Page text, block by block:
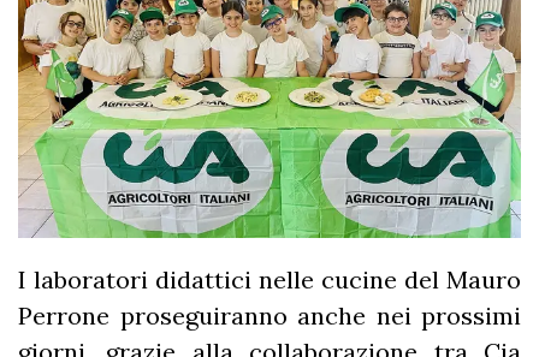
I laboratori didattici nelle cucine del Mauro
Perrone proseguiranno anche nei prossimi